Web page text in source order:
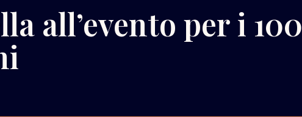
all’evento per i 100